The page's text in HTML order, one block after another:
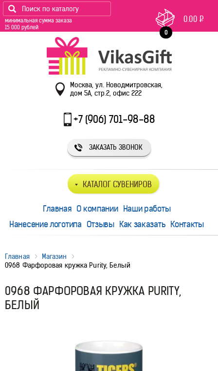
минимальная сумма заказа
15 000 рублей
0
0.00 Р
Москва, ул. Новодмитровская,
дом 5А, стр.2, офис 222
+7 (906) 701-98-88
ЗАКАЗАТЬ ЗВОНОК
КАТАЛОГ СУВЕНИРОВ
Главная О компании Наши работы
Нанесение логотипа Отзывы Как заказать Контакты
Главная
Магазин
0968 Фарфоровая кружка Purity, Белый
0968 ФАРФОРОВАЯ КРУЖКА PURITY,
БЕЛЫЙ